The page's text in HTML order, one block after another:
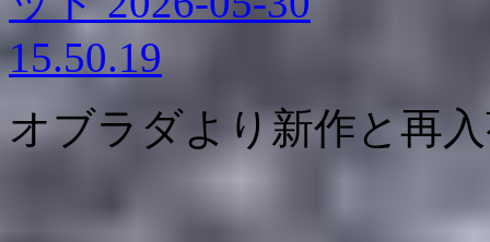
オブラダより新作と再